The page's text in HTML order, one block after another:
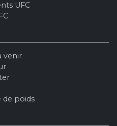
UFC
venir
de poids